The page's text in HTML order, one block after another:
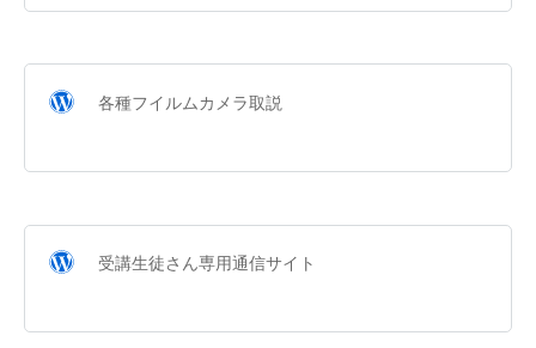
各種フイルムカメラ取説
受講生徒さん専用通信サイト